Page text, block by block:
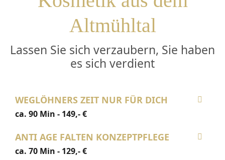
Bar & Lounges
Kulinarischer Kalender
Grillhütte
WELLNESS & SPA
Altmühltal
Lassen Sie sich verzaubern, Sie haben
es sich verdient
WEGLÖHNERS ZEIT NUR FÜR DICH
ca. 90 Min - 149,- €
ANTI AGE FALTEN KONZEPTPFLEGE
ca. 70 Min - 129,- €